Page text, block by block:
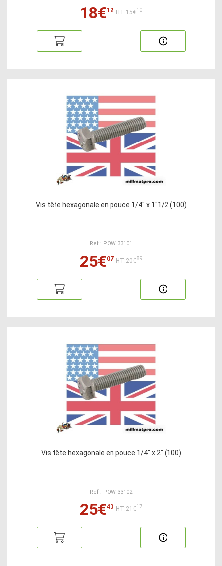
18€12 HT:15€10
Vis tête hexagonale en pouce 1/4" x 1"1/2 (100)
Ref : POW 33101
25€07 HT:20€89
Vis tête hexagonale en pouce 1/4" x 2" (100)
Ref : POW 33102
25€40 HT:21€17